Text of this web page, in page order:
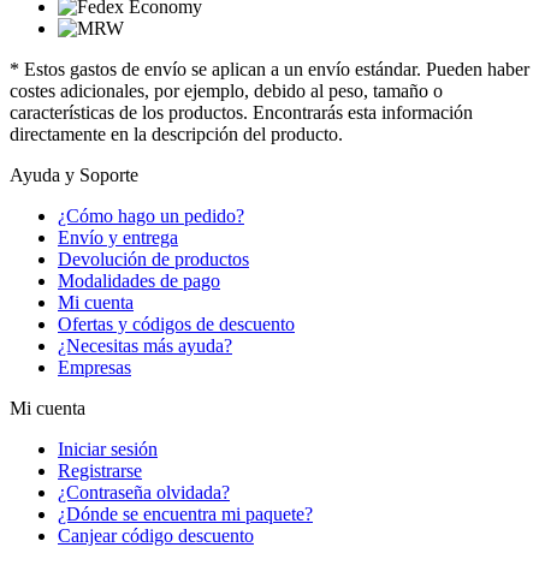
* Estos gastos de envío se aplican a un envío estándar. Pueden haber
costes adicionales, por ejemplo, debido al peso, tamaño o
características de los productos. Encontrarás esta información
directamente en la descripción del producto.
Ayuda y Soporte
¿Cómo hago un pedido?
Envío y entrega
Devolución de productos
Modalidades de pago
Mi cuenta
Ofertas y códigos de descuento
¿Necesitas más ayuda?
Empresas
Mi cuenta
Iniciar sesión
Registrarse
¿Contraseña olvidada?
¿Dónde se encuentra mi paquete?
Canjear código descuento